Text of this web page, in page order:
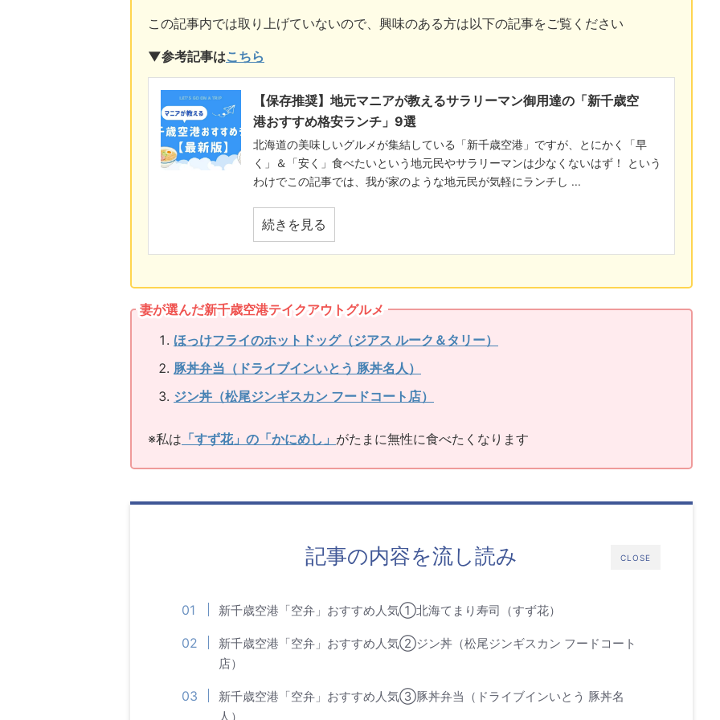
この記事内では取り上げていないので、興味のある方は以下の記事をご覧ください
▼参考記事はこちら
【保存推奨】地元マニアが教えるサラリーマン御用達の「新千歳空
港おすすめ格安ランチ」9選
北海道の美味しいグルメが集結している「新千歳空港」ですが、とにかく「早
く」＆「安く」食べたいという地元民やサラリーマンは少なくないはず！ という
わけでこの記事では、我が家のような地元民が気軽にランチし ...
続きを見る
妻が選んだ新千歳空港テイクアウトグルメ
ほっけフライのホットドッグ（ジアス ルーク＆タリー）
豚丼弁当（ドライブインいとう 豚丼名人）
ジン丼（松尾ジンギスカン フードコート店）
※私は 「すず花」の「かにめし」 がたまに無性に食べたくなります
CLOSE
記事の内容を流し読み
新千歳空港「空弁」おすすめ人気①北海てまり寿司（すず花）
新千歳空港「空弁」おすすめ人気②ジン丼（松尾ジンギスカン フードコート
店）
新千歳空港「空弁」おすすめ人気③豚丼弁当（ドライブインいとう 豚丼名
人）